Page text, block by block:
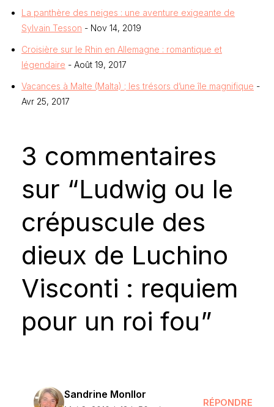
La panthère des neiges : une aventure exigeante de
Sylvain Tesson - Nov 14, 2019
Croisière sur le Rhin en Allemagne : romantique et
légendaire - Août 19, 2017
Vacances à Malte (Malta) ; les trésors d’une île magnifique -
Avr 25, 2017
3 commentaires
sur “Ludwig ou le
crépuscule des
dieux de Luchino
Visconti : requiem
pour un roi fou”
Sandrine Monllor
RÉPONDRE